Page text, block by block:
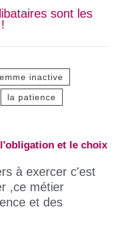
sont les
inactive
la patience
et le choix
à exercer c'est
,ce métier
et des